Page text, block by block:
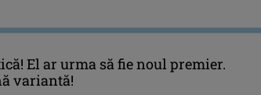
El ar urma să fie noul premier.
variantă!